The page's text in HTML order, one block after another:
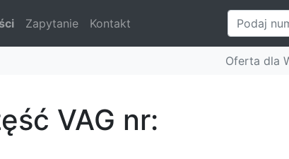
Zapytanie Kontakt
Oferta dla
VAG nr: